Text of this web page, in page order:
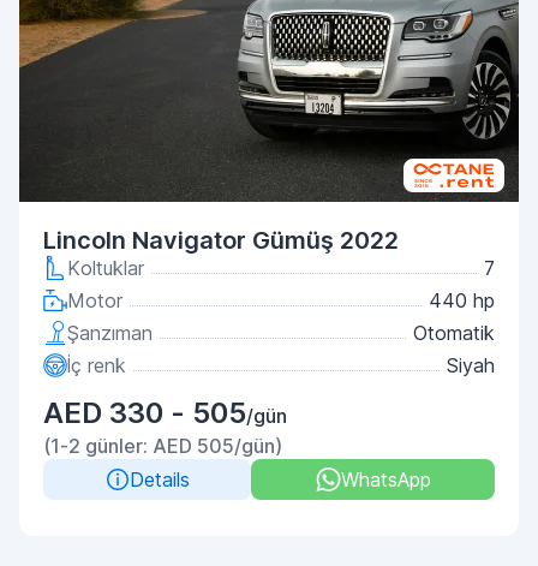
Lincoln Navigator Gümüş 2022
Koltuklar
7
Motor
440 hp
Şanzıman
Otomatik
İç renk
Siyah
AED 330 - 505/gün
(1-2 günler: AED 505/gün)
Details
WhatsApp